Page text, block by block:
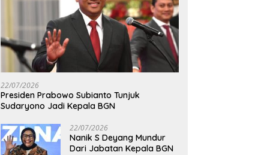
22/07/2026
Presiden Prabowo Subianto Tunjuk
Sudaryono Jadi Kepala BGN
22/07/2026
Nanik S Deyang Mundur
Dari Jabatan Kepala BGN